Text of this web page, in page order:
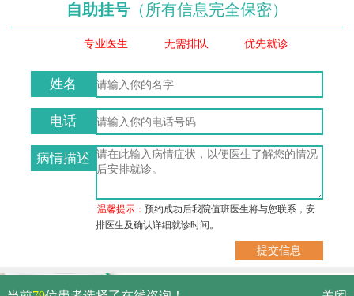
自助挂号 （所有信息完全保密）
专业医生 无需排队 优先就诊
姓名
电话
病情描述
温馨提示：预约成功后我院值班医生将与您联系，安
排医生及确认详细就诊时间。
武汉市硚口区解放大道479号